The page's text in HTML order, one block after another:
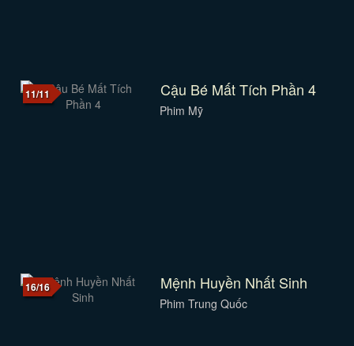
11/11 Cậu Bé Mất Tích Phần 4
Phim Mỹ
16/16 Mệnh Huyền Nhất Sinh
Phim Trung Quốc